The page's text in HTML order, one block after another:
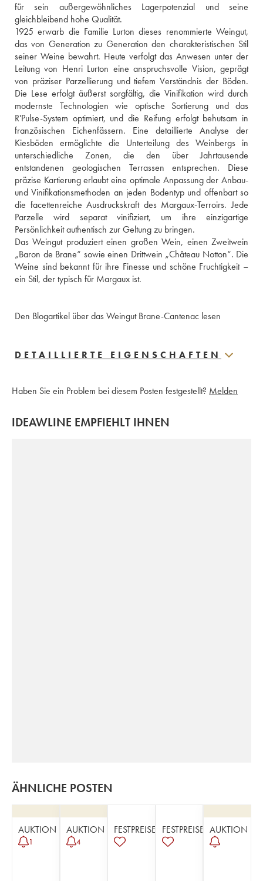
für sein außergewöhnliches Lagerpotenzial und seine
gleichbleibend hohe Qualität.
1925 erwarb die Familie Lurton dieses renommierte Weingut,
das von Generation zu Generation den charakteristischen Stil
seiner Weine bewahrt. Heute verfolgt das Anwesen unter der
Leitung von Henri Lurton eine anspruchsvolle Vision, geprägt
von präziser Parzellierung und tiefem Verständnis der Böden.
Die Lese erfolgt äußerst sorgfältig, die Vinifikation wird durch
modernste Technologien wie optische Sortierung und das
R'Pulse-System optimiert, und die Reifung erfolgt behutsam in
französischen Eichenfässern. Eine detaillierte Analyse der
Kiesböden ermöglichte die Unterteilung des Weinbergs in
unterschiedliche Zonen, die den über Jahrtausende
entstandenen geologischen Terrassen entsprechen. Diese
präzise Kartierung erlaubt eine optimale Anpassung der Anbau-
und Vinifikationsmethoden an jeden Bodentyp und offenbart so
die facettenreiche Ausdruckskraft des Margaux-Terroirs. Jede
Parzelle wird separat vinifiziert, um ihre einzigartige
Persönlichkeit authentisch zur Geltung zu bringen.
Das Weingut produziert einen großen Wein, einen Zweitwein
„Baron de Brane“ sowie einen Drittwein „Château Notton“. Die
Weine sind bekannt für ihre Finesse und schöne Fruchtigkeit –
ein Stil, der typisch für Margaux ist.
Den Blogartikel über das Weingut Brane-Cantenac lesen
DETAILLIERTE EIGENSCHAFTEN
Haben Sie ein Problem bei diesem Posten festgestellt? Melden
IDEAWLINE EMPFIEHLT IHNEN
ÄHNLICHE POSTEN
AUKTION
1
AUKTION
4
FESTPREISE FESTPREISE AUKTION